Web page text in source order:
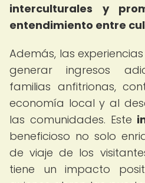
interculturales y
entendimiento entre
Además, las
generar ingresos
familias anfitrionas,
economía local y al
las comunidades. Este
beneficioso no solo
de viaje de los
tiene un impacto